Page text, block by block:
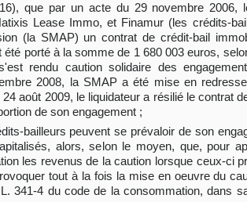
que par un acte du 29 novembre 2006,
Lease Immo, et Finamur (les crédits-
(la SMAP) un contrat de crédit-bail
porté à la somme de 1 680 003 euros,
rendu caution solidaire des
2008, la SMAP a été mise en
août 2009, le liquidateur a résilié le contrat
de son engagement ;
bailleurs peuvent se prévaloir de son
alors, selon le moyen, que, pour
les revenus de la caution lorsque ceux-ci
tout à la fois la mise en oeuvre du
341-4 du code de la consommation, dans